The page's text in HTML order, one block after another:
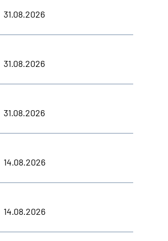
31.08.2026
31.08.2026
31.08.2026
14.08.2026
14.08.2026